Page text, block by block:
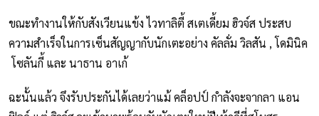
ขณะทำงานให้กับสังเวียนแข้ง ไวทาลิตี้ สเตเดี้ยม ฮิวจ์ส ประสบ
ความสำเร็จในการเซ็นสัญญากับนักเตะอย่าง คัลลั่ม วิลสัน , โดมินิค
โซลันกี้ และ นาธาน อาเก้
ฉะนั้นแล้ว จึงรับประกันได้เลยว่าแม้ คล็อปป์ กำลังจะจากลา แอน